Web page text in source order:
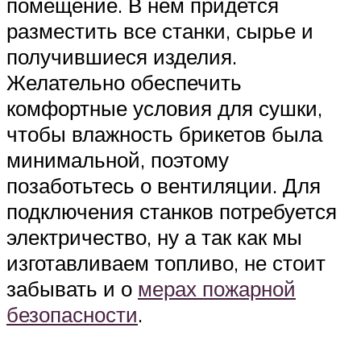
разместить все станки, сырье и
получившиеся изделия.
Желательно обеспечить
комфортные условия для сушки,
чтобы влажность брикетов была
минимальной, поэтому
позаботьтесь о вентиляции. Для
подключения станков потребуется
электричество, ну а так как мы
изготавливаем топливо, не стоит
забывать и о мерах пожарной
безопасности.